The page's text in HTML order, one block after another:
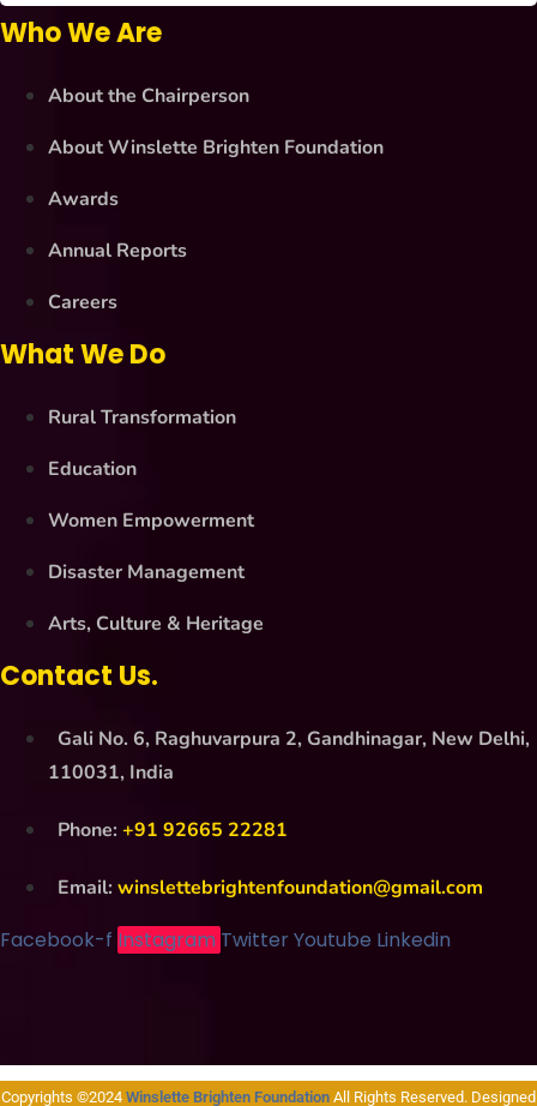
Who We Are
About the Chairperson
About Winslette Brighten Foundation
Awards
Annual Reports
Careers
What We Do
Rural Transformation
Education
Women Empowerment
Disaster Management
Arts, Culture & Heritage
Contact Us.
Gali No. 6, Raghuvarpura 2, Gandhinagar, New Delhi,
110031, India
Phone: +91 92665 22281
Email: winslettebrightenfoundation@gmail.com
Facebook-f Instagram Twitter Youtube Linkedin
Copyrights ©2024 Winslette Brighten Foundation All Rights Reserved. Designed